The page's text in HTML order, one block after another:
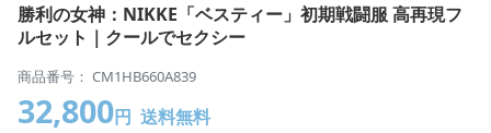
勝利の女神：NIKKE「ベスティー」初期戦闘服 高再現フ
ルセット｜クールでセクシー
商品番号： CM1HB660A839
32,800円 送料無料